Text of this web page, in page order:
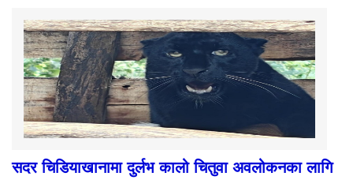
सदर चिडियाखानामा दुर्लभ कालो चितुवा अवलोकनका लागि